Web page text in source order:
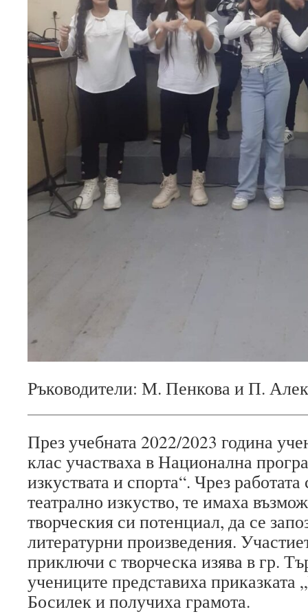
Ръководители: М. Пенкова и П.
През учебната 2022/2023 година
клас участваха в Национална
изкуствата и спорта“. Чрез работата
театрално изкуство, те имаха
творческия си потенциал, да се
литературни произведения.
приключи с творческа изява в гр.
учениците представиха приказката
Босилек и получиха грамота.